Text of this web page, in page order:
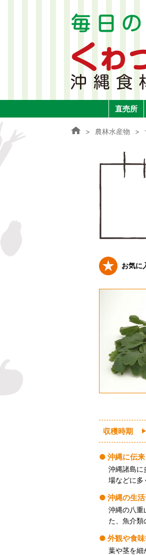
直売所
農林水産物
お気に
収穫時期
沖縄に伝
沖縄諸島に
場などに多
沖縄の生
沖縄の八重
た、魚介類
外観や食
葉や茎を細